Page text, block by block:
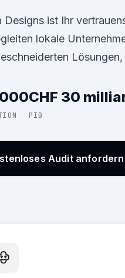
Designs ist Ihr
lokale
CHF 30
PIB
Audit anfordern